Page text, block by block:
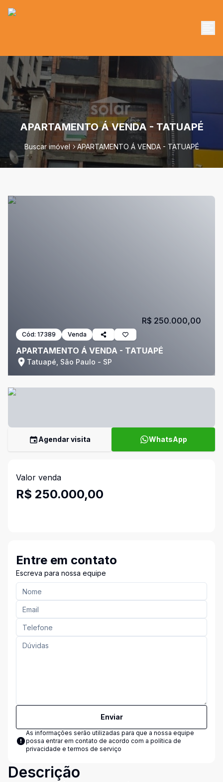
APARTAMENTO Á VENDA - TATUAPÉ
Buscar imóvel APARTAMENTO Á VENDA - TATUAPÉ
Cód: 17389 Venda
APARTAMENTO Á VENDA - TATUAPÉ
Tatuapé, São Paulo - SP
R$ 250.000,00
Agendar visita WhatsApp
Valor venda
R$ 250.000,00
Entre em contato
Escreva para nossa equipe
Enviar
As informações serão utilizadas para que a nossa equipe
possa entrar em contato de acordo com a política de
privacidade e termos de serviço
Descrição